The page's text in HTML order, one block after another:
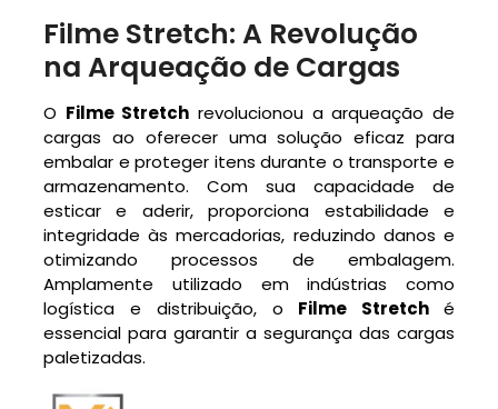
Filme Stretch: A Revolução
na Arqueação de Cargas
O Filme Stretch revolucionou a arqueação de
cargas ao oferecer uma solução eficaz para
embalar e proteger itens durante o transporte e
armazenamento. Com sua capacidade de
esticar e aderir, proporciona estabilidade e
integridade às mercadorias, reduzindo danos e
otimizando processos de embalagem.
Amplamente utilizado em indústrias como
logística e distribuição, o Filme Stretché
essencial para garantir a segurança das cargas
paletizadas.